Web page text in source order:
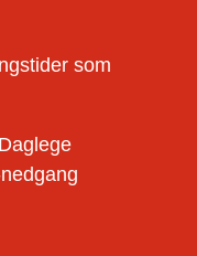
som
Daglege